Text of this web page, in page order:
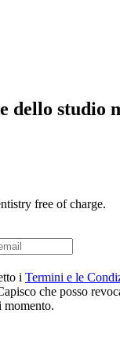
dello studio
free of charge.
i Termini e le
che posso
momento.